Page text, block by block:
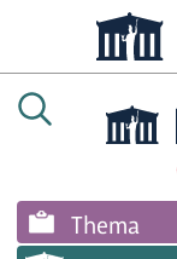
Thema